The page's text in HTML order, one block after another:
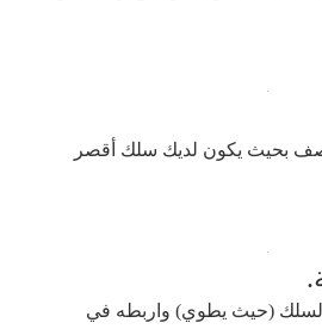
بحيث يكون لديك سلك أقصر
السلك (حيث يطوي) واربطه في